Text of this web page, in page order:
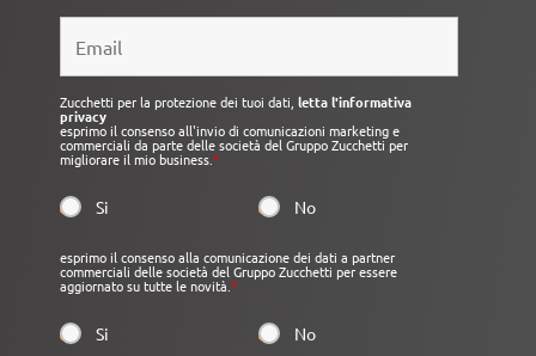
Zucchetti per la protezione dei tuoi dati, letta l'informativa
privacy
esprimo il consenso all'invio di comunicazioni marketing e
commerciali da parte delle società del Gruppo Zucchetti per
migliorare il mio business.*
Si No
esprimo il consenso alla comunicazione dei dati a partner
commerciali delle società del Gruppo Zucchetti per essere
aggiornato su tutte le novità. *
Si No